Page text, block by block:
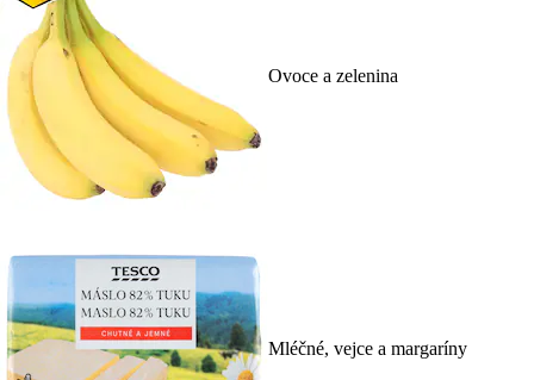
Ovoce a zelenina
Mléčné, vejce a margaríny